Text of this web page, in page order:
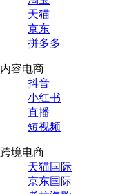
天猫
京东
拼多多
内容电商
抖音
小红书
直播
短视频
跨境电商
天猫国际
京东国际